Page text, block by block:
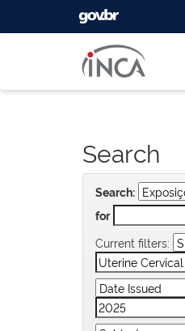
GOVBR
Search
Search:
for
Current filters: